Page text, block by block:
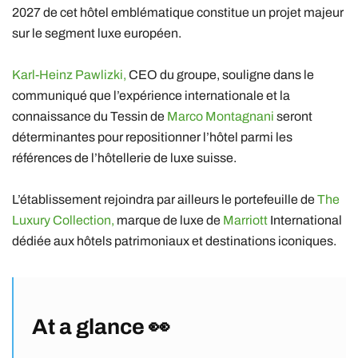
2027 de cet hôtel emblématique constitue un projet majeur
sur le segment luxe européen.
Karl-Heinz Pawlizki, CEO du groupe, souligne dans le
communiqué que l’expérience internationale et la
connaissance du Tessin de Marco Montagnani seront
déterminantes pour repositionner l’hôtel parmi les
références de l’hôtellerie de luxe suisse.
L’établissement rejoindra par ailleurs le portefeuille deThe
Luxury Collection, marque de luxe de Marriott International
dédiée aux hôtels patrimoniaux et destinations iconiques.
At a glance 👀